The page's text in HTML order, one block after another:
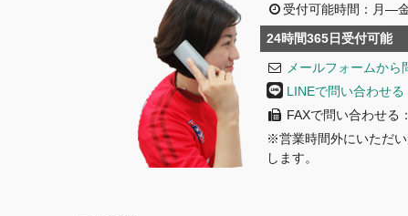
受付可能時間：月―
24時間365日受付可能
メールフォームから
LINEで問い合わせる
FAXで問い合わせる
※営業時間外にいただ
します。